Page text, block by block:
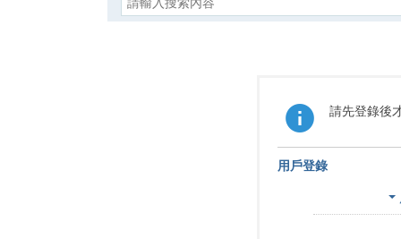
請先登錄後
用戶登錄